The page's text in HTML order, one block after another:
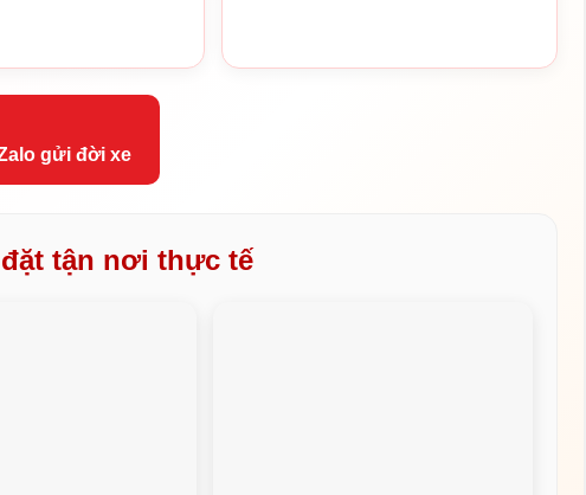
gửi đời xe
tận nơi thực tế